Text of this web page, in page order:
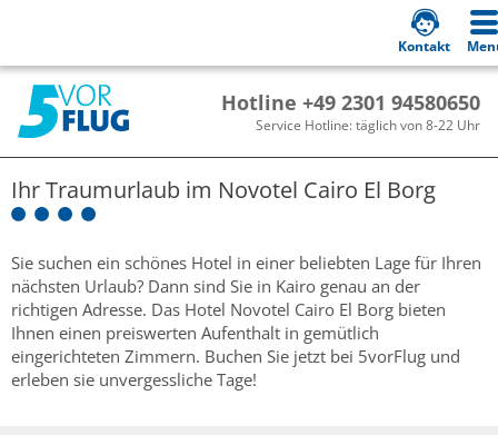
Hotline +49 2301 94580650
Service Hotline: täglich von 8-22 Uhr
Kontakt
Ihr Traumurlaub im Novotel Cairo El Borg
Sie suchen ein schönes Hotel in einer beliebten Lage für Ihren
nächsten Urlaub? Dann sind Sie in Kairo genau an der
richtigen Adresse. Das Hotel Novotel Cairo El Borg bieten
Ihnen einen preiswerten Aufenthalt in gemütlich
eingerichteten Zimmern. Buchen Sie jetzt bei 5vorFlug und
erleben sie unvergessliche Tage!